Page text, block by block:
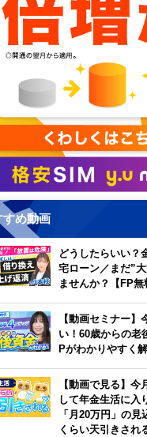
すめ動画
どうしたらいい？
宅ローン／まだ”
ませんか？【FP無
【動画セミナー】
い！60歳からの老
Pがわかりやすく
【動画で見る】今
して年金生活に入
「月20万円」の
くらい天引きされ